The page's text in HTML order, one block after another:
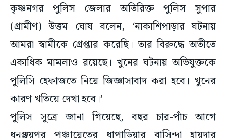
কৃষ্ণনগর পুলিস জেলার অতিরিক্ত পুলিস সুপার
(গ্রামীণ) উত্তম ঘোষ বলেন, ‘নাকাশিপা‌ড়ার ঘটনায়
আমরা স্বামীকে গ্রেপ্তার করেছি। তার বিরুদ্ধে অতীতে
একাধিক মামলাও রয়েছে। খুনের ঘটনায় অভিযুক্তকে
পুলিসি হেফাজতে নিয়ে জিজ্ঞাসাবাদ করা হবে। খুনের
কারণ খতিয়ে দেখা হবে।‌’
পুলিস সূত্রে জানা গিয়েছে, বছর চার-পাঁচ আগে